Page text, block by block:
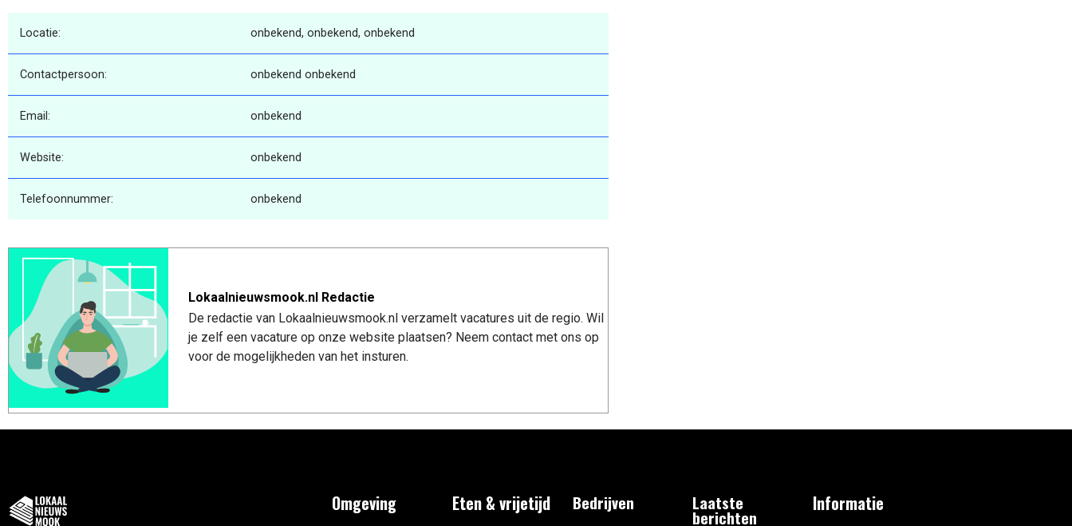
Locatie: onbekend, onbekend, onbekend
Contactpersoon: onbekend onbekend
Email: onbekend
Website: onbekend
Telefoonnummer: onbekend
Lokaalnieuwsmook.nl Redactie
De redactie van Lokaalnieuwsmook.nl verzamelt vacatures uit de regio. Wil
je zelf een vacature op onze website plaatsen? Neem contact met ons op
voor de mogelijkheden van het insturen.
Omgeving Eten & vrijetijd Bedrijven Laatste
berichten
Informatie